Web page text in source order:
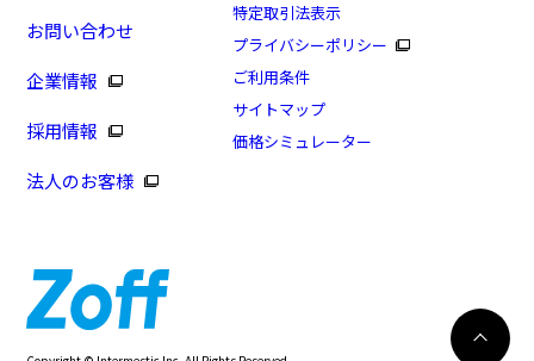
カートに入れる
お問い合わせ
企業情報
採用情報
法人のお客様
特定取引法表示
プライバシーポリシー
ご利用条件
サイトマップ
価格シミュレーター